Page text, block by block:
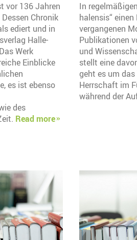
vor 136 Jahren
Chronik
ediert und in
Halle-
Werk
Einblicke
es ist ebenso
des
Read more
In
halensis“
vergangenen
Publikationen
und
stellt eine
geht es um
Herrschaft im
während der